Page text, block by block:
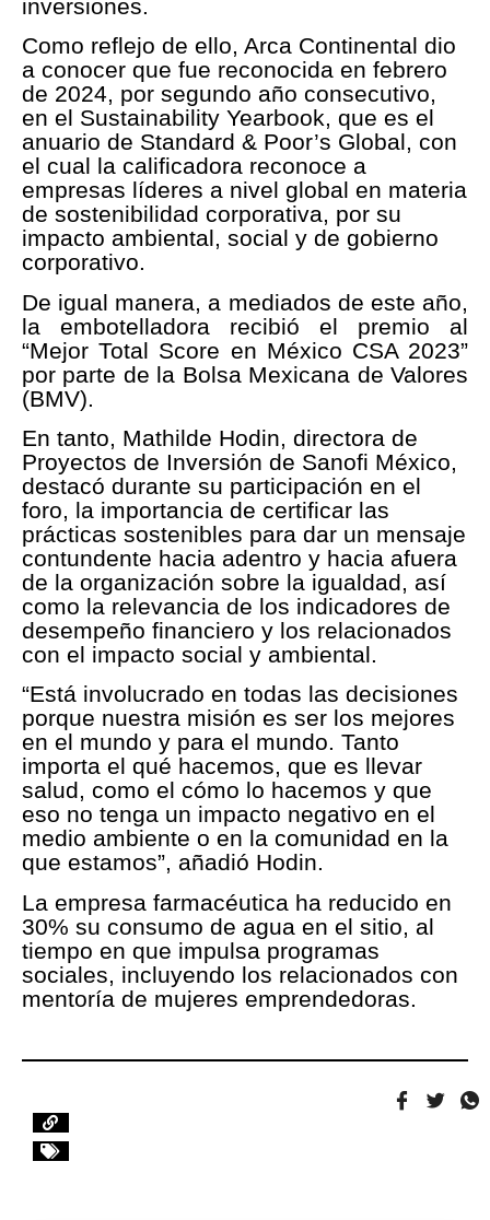
inversiones.
Como reflejo de ello, Arca Continental dio
a conocer que fue reconocida en febrero
de 2024, por segundo año consecutivo,
en el Sustainability Yearbook, que es el
anuario de Standard & Poor’s Global, con
el cual la calificadora reconoce a
empresas líderes a nivel global en materia
de sostenibilidad corporativa, por su
impacto ambiental, social y de gobierno
corporativo.
De igual manera, a mediados de este año,
la embotelladora recibió el premio al
“Mejor Total Score en México CSA 2023”
por parte de la Bolsa Mexicana de Valores
(BMV).
En tanto, Mathilde Hodin, directora de
Proyectos de Inversión de Sanofi México,
destacó durante su participación en el
foro, la importancia de certificar las
prácticas sostenibles para dar un mensaje
contundente hacia adentro y hacia afuera
de la organización sobre la igualdad, así
como la relevancia de los indicadores de
desempeño financiero y los relacionados
con el impacto social y ambiental.
“Está involucrado en todas las decisiones
porque nuestra misión es ser los mejores
en el mundo y para el mundo. Tanto
importa el qué hacemos, que es llevar
salud, como el cómo lo hacemos y que
eso no tenga un impacto negativo en el
medio ambiente o en la comunidad en la
que estamos”, añadió Hodin.
La empresa farmacéutica ha reducido en
30% su consumo de agua en el sitio, al
tiempo en que impulsa programas
sociales, incluyendo los relacionados con
mentoría de mujeres emprendedoras.